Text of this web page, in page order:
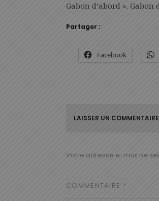
Gabon d’abord ».
Partager :
Facebook
LAISSER UN COMMENTAIRE
Votre adresse e-mail ne
COMMENTAIRE *